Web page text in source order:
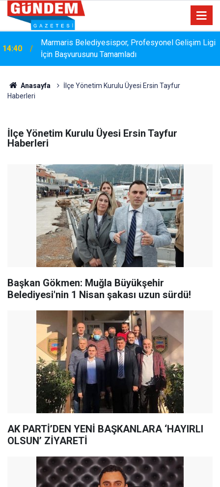
14:15
Bakanlık Veri Sunamadı: Metin Ergun'dan Turizm
Eleştirisi
Anasayfa
İlçe Yönetim Kurulu Üyesi Ersin Tayfur
Haberleri
İlçe Yönetim Kurulu Üyesi Ersin Tayfur
Haberleri
Başkan Gökmen: Muğla Büyükşehir
Belediyesi'nin 1 Nisan şakası uzun sürdü!
AK PARTİ’DEN YENİ BAŞKANLARA ‘HAYIRLI
OLSUN’ ZİYARETİ